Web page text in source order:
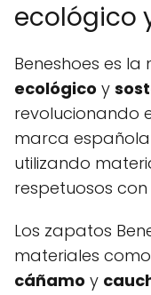
ecológico
Beneshoes es
ecológico y
revolucionando
marca
utilizando
respetuosos
Los zapatos
materiales como
cáñamo y